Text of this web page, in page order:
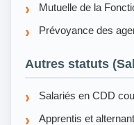
Mutuelle de la
Prévoyance des
Autres statuts
Salariés en CDD
Apprentis et